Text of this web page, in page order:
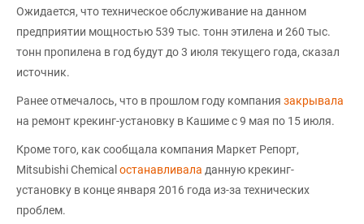
Ожидается, что техническое обслуживание на данном
предприятии мощностью 539 тыс. тонн этилена и 260 тыс.
тонн пропилена в год будут до 3 июля текущего года, сказал
источник.
Ранее отмечалось, что в прошлом году компания закрывала
на ремонт крекинг-установку в Кашиме с 9 мая по 15 июля.
Кроме того, как сообщала компания Маркет Репорт,
Mitsubishi Chemical останавливала данную крекинг-
установку в конце января 2016 года из-за технических
проблем.